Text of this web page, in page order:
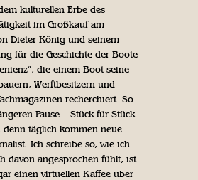
kulturellen Erbe des
im Großkauf am
Dieter König und seinem
für die Geschichte der Boote
die einem Boot seine
Werftbesitzern und
recherchiert. So
Pause – Stück für Stück
denn täglich kommen neue
Ich schreibe so, wie ich
davon angesprochen fühlt, ist
einen virtuellen Kaffee über